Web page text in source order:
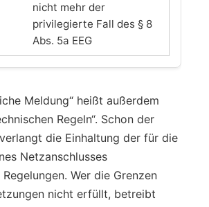
nicht mehr der
privilegierte Fall des § 8
Abs. 5a EEG
Meldung“ heißt außerdem
Regeln“. Schon der
die Einhaltung der für die
Netzanschlusses
Wer die Grenzen
nicht erfüllt, betreibt